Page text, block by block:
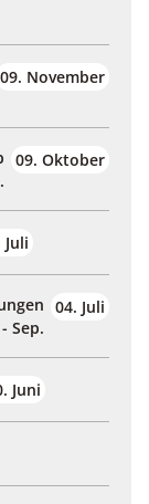
09. November
09. Oktober
Juli
Sep.
04. Juli
Juni